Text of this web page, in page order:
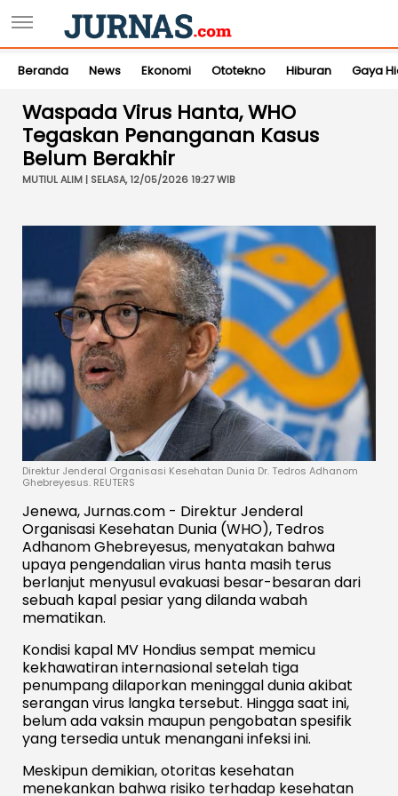
Beranda News Ekonomi Ototekno Hiburan Gaya
Waspada Virus Hanta, WHO
Tegaskan Penanganan Kasus
Belum Berakhir
MUTIUL ALIM | SELASA, 12/05/2026 19:27 WIB
Direktur Jenderal Organisasi Kesehatan Dunia Dr. Tedros Adhanom
Ghebreyesus. REUTERS
Jenewa, Jurnas.com - Direktur Jenderal
Organisasi Kesehatan Dunia (WHO), Tedros
Adhanom Ghebreyesus, menyatakan bahwa
upaya pengendalian virus hanta masih terus
berlanjut menyusul evakuasi besar-besaran dari
sebuah kapal pesiar yang dilanda wabah
mematikan.
Kondisi kapal MV Hondius sempat memicu
kekhawatiran internasional setelah tiga
penumpang dilaporkan meninggal dunia akibat
serangan virus langka tersebut. Hingga saat ini,
belum ada vaksin maupun pengobatan spesifik
yang tersedia untuk menangani infeksi ini.
Meskipun demikian, otoritas kesehatan
menekankan bahwa risiko terhadap kesehatan